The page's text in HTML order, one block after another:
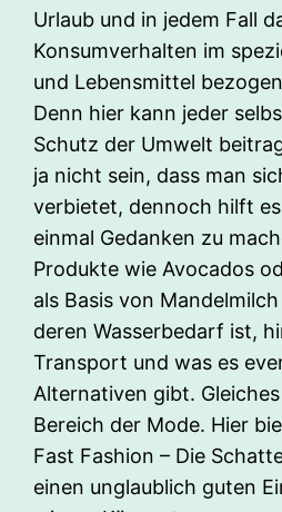
Urlaub und in jedem Fall
Konsumverhalten im
und Lebensmittel
Denn hier kann jeder
Schutz der Umwelt
ja nicht sein, dass man
verbietet, dennoch hilft
einmal Gedanken zu
Produkte wie Avocados
als Basis von
deren Wasserbedarf ist,
Transport und was es
Alternativen gibt.
Bereich der Mode. Hier
Fast Fashion – Die
einen unglaublich guten